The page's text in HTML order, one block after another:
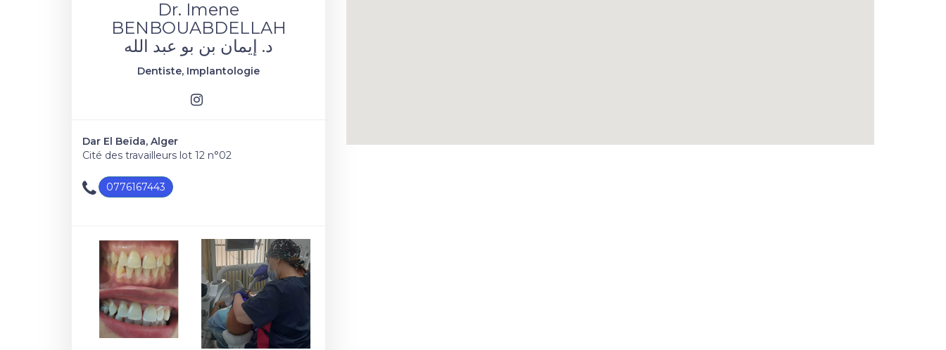
Dr. Imene
BENBOUABDELLAH
د. إيمان بن بو عبد الله
Dentiste, Implantologie
Dar El Beïda, Alger
Cité des travailleurs lot 12 n°02
0776167443